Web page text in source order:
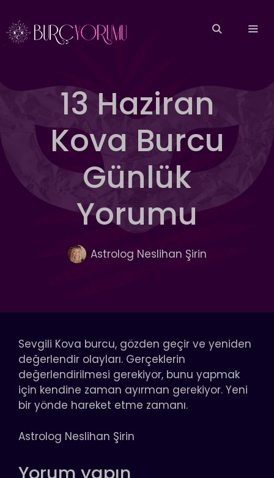
atla
13 Haziran
Kova Burcu
Günlük
Yorumu
Astrolog Neslihan Şirin
Sevgili Kova burcu, gözden geçir ve yeniden
değerlendir olayları. Gerçeklerin
değerlendirilmesi gerekiyor, bunu yapmak
için kendine zaman ayırman gerekiyor. Yeni
bir yönde hareket etme zamanı.
Astrolog Neslihan Şirin
Yorum yapın